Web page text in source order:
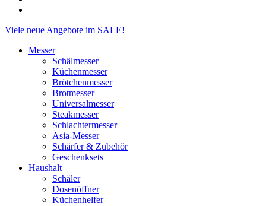
Close
Viele neue Angebote im SALE!
Messer
Schälmesser
Küchenmesser
Brötchenmesser
Brotmesser
Universalmesser
Steakmesser
Schlachtermesser
Asia-Messer
Schärfer & Zubehör
Geschenksets
Haushalt
Schäler
Dosenöffner
Küchenhelfer